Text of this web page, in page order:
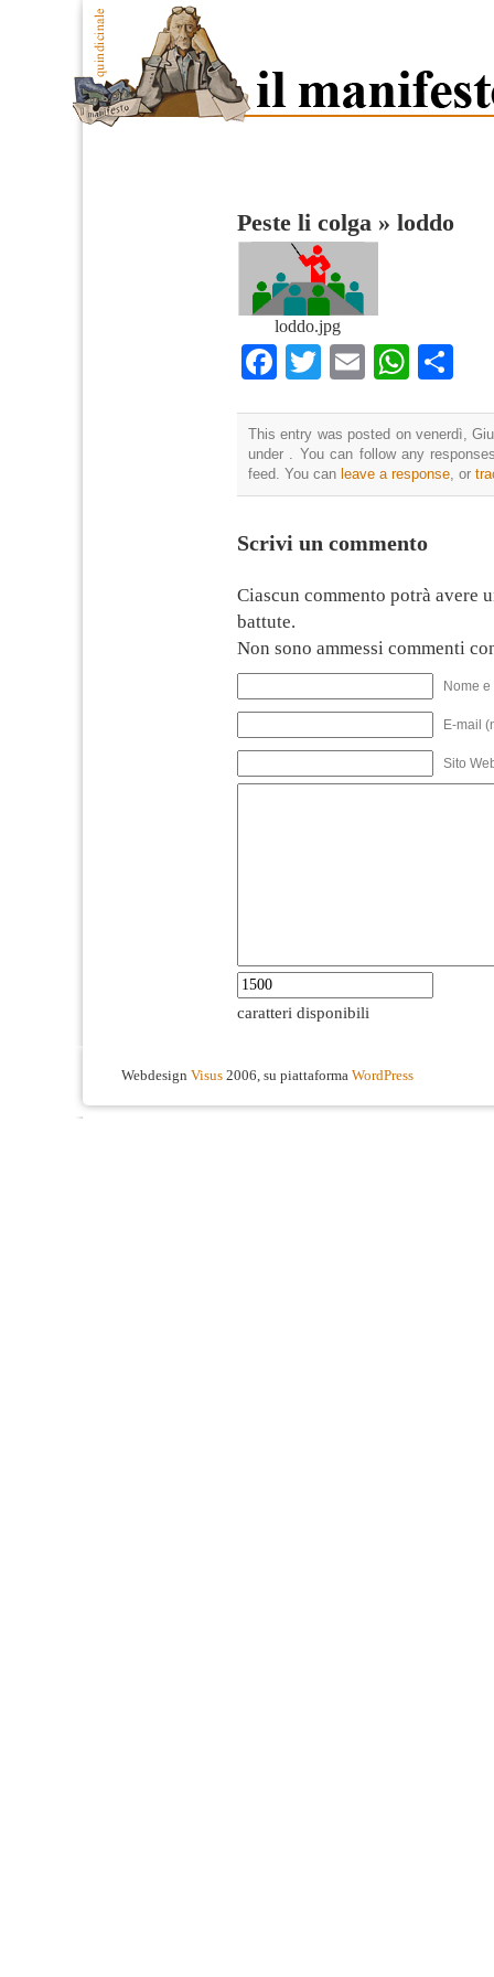
Peste li colga » loddo
loddo.jpg
Facebook
Twitter
Email
This entry was posted on venerdì,
under . You can follow any
feed. You can leave a response , or
Scrivi un commento
Ciascun commento potrà avere
battute.
Non sono ammessi commenti
Nome
E-mail
Sito
caratteri disponibili
Webdesign Visus 2006, su piattaforma WordPress